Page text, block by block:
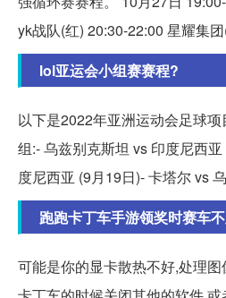
yk战队(红) 20:30-22:00 星耀集团(
lol亚运会小组赛赛程?
以下是2022年亚洲运动会足球
组:- 乌兹别克斯坦 vs 印度尼西
度尼西亚 (9月19日)- 卡塔尔 vs 乌
跑跑卡丁车手游领奖时赛车
可能是你的显卡散热不好,处理